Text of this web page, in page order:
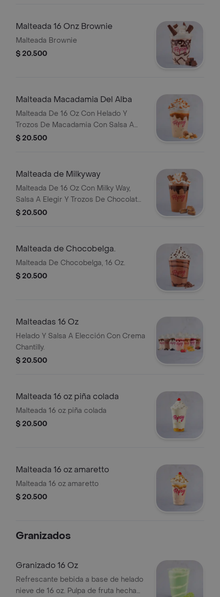
Malteada 16 Onz Brownie
Malteada Brownie
$ 20.500
Malteada Macadamia Del Alba
Malteada De 16 Oz Con Helado Y
Trozos De Macadamia Con Salsa A
Elegir.
$ 20.500
Malteada de Milkyway
Malteada De 16 Oz Con Milky Way,
Salsa A Elegir Y Trozos De Chocolate
Milky Way.
$ 20.500
Malteada de Chocobelga.
Malteada De Chocobelga, 16 Oz.
$ 20.500
Malteadas 16 Oz
Helado Y Salsa A Elección Con Crema
Chantilly.
$ 20.500
Malteada 16 oz piña colada
Malteada 16 oz piña colada
$ 20.500
Malteada 16 oz amaretto
Malteada 16 oz amaretto
$ 20.500
Granizados
Granizado 16 Oz
Refrescante bebida a base de helado
nieve de 16 oz. Pulpa de fruta hecha